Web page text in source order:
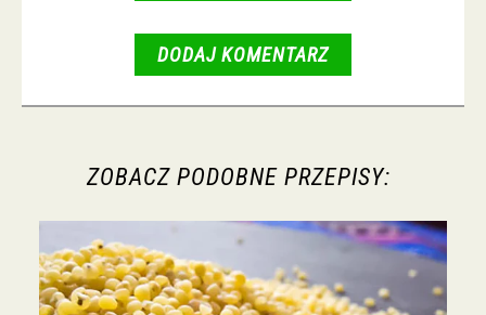
DODAJ KOMENTARZ
ZOBACZ PODOBNE PRZEPISY: